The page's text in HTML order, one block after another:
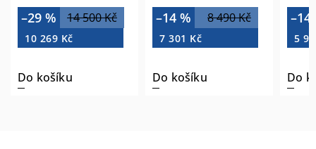
14 500 Kč
–29 %
10 269 Kč
Do košíku
8 490 Kč
–14 %
7 301 Kč
Do košíku
–14
5
Do